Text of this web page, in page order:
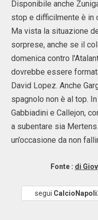
Disponibile anche
stop e difficilmente è in
Ma vista la situazione
sorprese, anche se il
domenica contro
dovrebbe essere
David Lopez. Anche
spagnolo non è al top.
Gabbiadini e Callejon,
a subentare sia
un’occasione da non
Fonte : di
segui